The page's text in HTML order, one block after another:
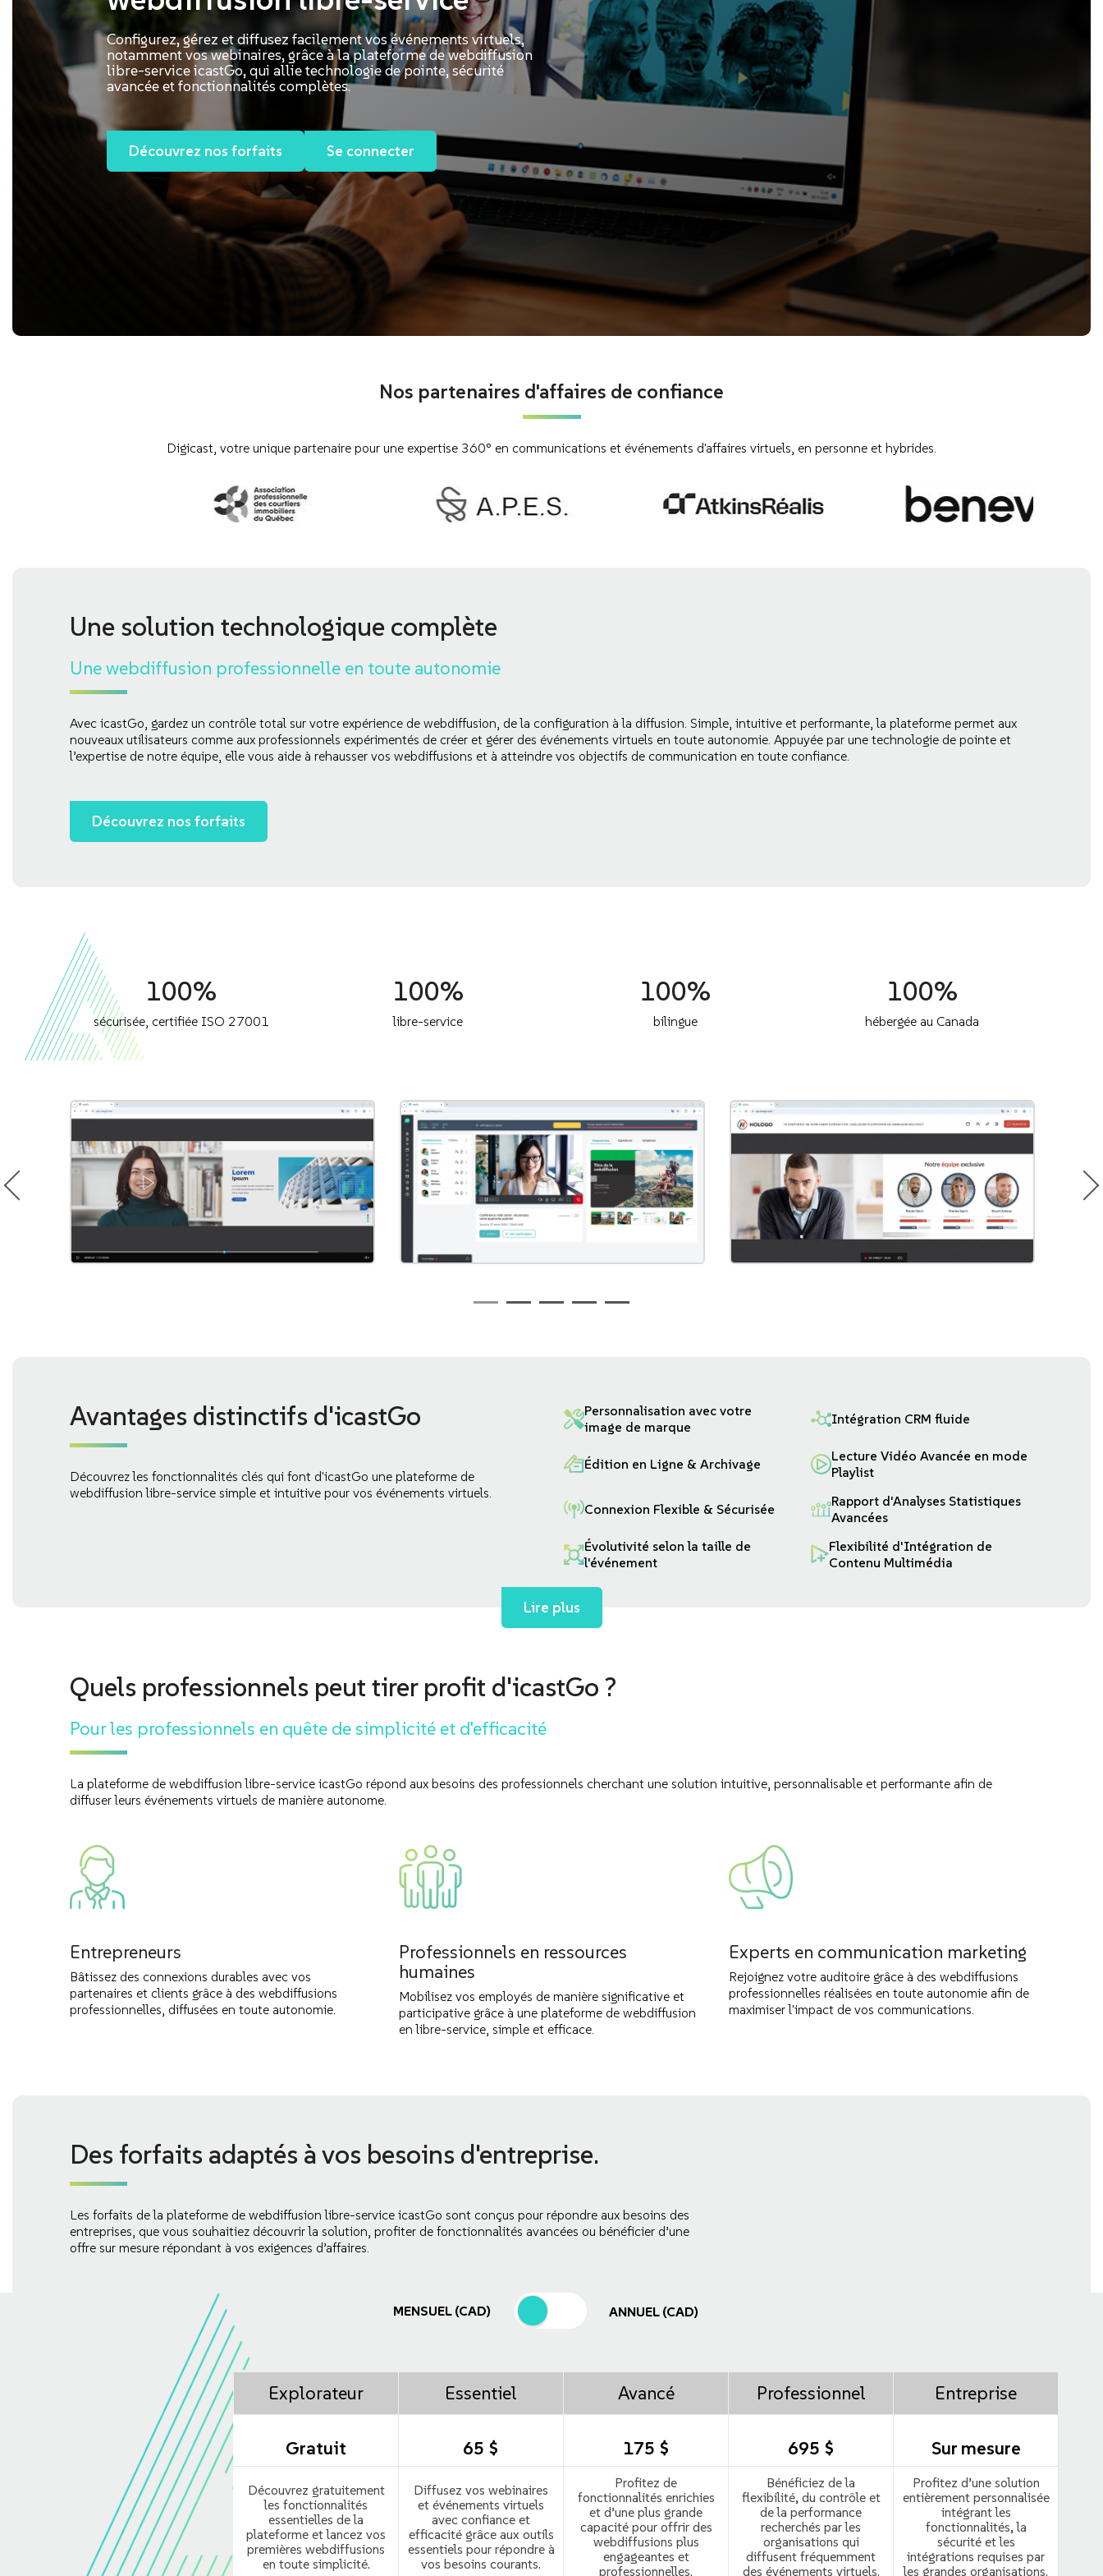
icastGo
Configurez, gérez et diffusez facilement vos événements virtuels,
notamment vos webinaires, grâce à la plateforme de webdiffusion
libre-service icastGo, qui allie technologie de pointe, sécurité
avancée et fonctionnalités complètes.
Découvrez nos forfaits Se connecter
Nos partenaires d'affaires de confiance
Digicast, votre unique partenaire pour une expertise 360° en communications et événements d'affaires virtuels, en personne et hybrides.
Une solution technologique complète
Une webdiffusion professionnelle en toute autonomie
Avec icastGo, gardez un contrôle total sur votre expérience de webdiffusion, de la configuration à la diffusion. Simple, intuitive et performante, la plateforme permet aux
nouveaux utilisateurs comme aux professionnels expérimentés de créer et gérer des événements virtuels en toute autonomie. Appuyée par une technologie de pointe et
l’expertise de notre équipe, elle vous aide à rehausser vos webdiffusions et à atteindre vos objectifs de communication en toute confiance.
Découvrez nos forfaits
100%
sécurisée, certifiée ISO 27001
100%
libre-service
100%
bilingue
100%
hébergée au Canada
Avantages distinctifs d'icastGo
Découvrez les fonctionnalités clés qui font d'icastGo une plateforme de
webdiffusion libre-service simple et intuitive pour vos événements virtuels.
Personnalisation avec votre
image de marque
Édition en Ligne & Archivage
Connexion Flexible & Sécurisée
Évolutivité selon la taille de
l'événement
Intégration CRM fluide
Lecture Vidéo Avancée en mode
Playlist
Rapport d'Analyses Statistiques
Avancées
Flexibilité d'Intégration de
Contenu Multimédia
Lire plus
Quels professionnels peut tirer profit d'icastGo ?
Pour les professionnels en quête de simplicité et d'efficacité
La plateforme de webdiffusion libre-service icastGo répond aux besoins des professionnels cherchant une solution intuitive, personnalisable et performante afin de
diffuser leurs événements virtuels de manière autonome.
Entrepreneurs
Bâtissez des connexions durables avec vos
partenaires et clients grâce à des webdiffusions
professionnelles, diffusées en toute autonomie.
Professionnels en ressources
humaines
Mobilisez vos employés de manière significative et
participative grâce à une plateforme de webdiffusion
en libre-service, simple et efficace.
Experts en communication marketing
Rejoignez votre auditoire grâce à des webdiffusions
professionnelles réalisées en toute autonomie afin de
maximiser l'impact de vos communications.
Des forfaits adaptés à vos besoins d'entreprise.
Les forfaits de la plateforme de webdiffusion libre-service icastGo sont conçus pour répondre aux besoins des
entreprises, que vous souhaitiez découvrir la solution, profiter de fonctionnalités avancées ou bénéficier d’une
offre sur mesure répondant à vos exigences d’affaires.
MENSUEL (CAD) ANNUEL (CAD)
Explorateur Essentiel Avancé Professionnel Entreprise
Gratuit 65 $ 175 $ 695 $ Sur mesure
Découvrez gratuitement
les fonctionnalités
essentielles de la
plateforme et lancez vos
premières webdiffusions
en toute simplicité.
Diffusez vos webinaires
et événements virtuels
avec confiance et
efficacité grâce aux outils
essentiels pour répondre à
vos besoins courants.
Profitez de
fonctionnalités enrichies
et d’une plus grande
capacité pour offrir des
webdiffusions plus
engageantes et
professionnelles.
Bénéficiez de la
flexibilité, du contrôle et
de la performance
recherchés par les
organisations qui
diffusent fréquemment
des événements virtuels.
Profitez d’une solution
entièrement personnalisée
intégrant les
fonctionnalités, la
sécurité et les
intégrations requises par
les grandes organisations.